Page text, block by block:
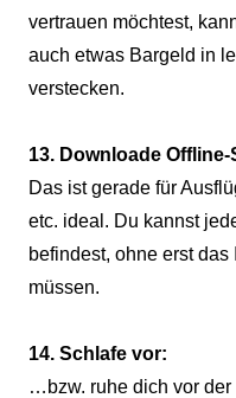
vertrauen möchtest,
auch etwas Bargeld in
verstecken.
13. Downloade
Das ist gerade für
etc. ideal. Du kannst
befindest, ohne erst
müssen.
14. Schlafe vor:
…bzw. ruhe dich vor